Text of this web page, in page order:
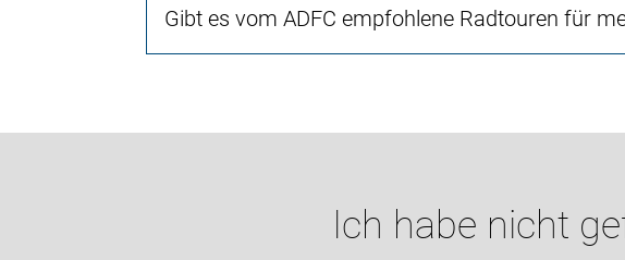
Gibt es vom ADFC empfohlene Radtouren für
Ich habe nicht